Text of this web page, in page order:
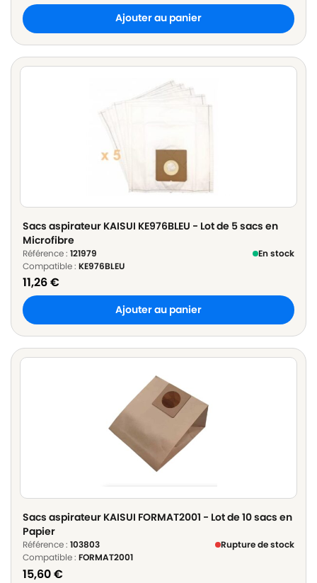
Ajouter au panier
Sacs aspirateur KAISUI KE976BLEU - Lot de 5 sacs en
Microfibre
Référence : 121979
En stock
Compatible : KE976BLEU
11,26€
Ajouter au panier
Sacs aspirateur KAISUI FORMAT2001 - Lot de 10 sacs en
Papier
Référence : 103803
Rupture de stock
Compatible : FORMAT2001
15,60€